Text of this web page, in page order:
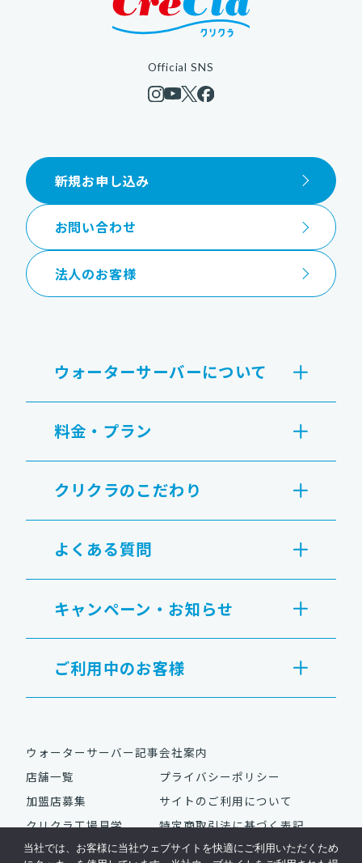
Official SNS
新規お申し込み
お問い合わせ
法人のお客様
ウォーターサーバーについて
料金・プラン
クリクラのこだわり
よくある質問
キャンペーン・お知らせ
ご利用中のお客様
ウォーターサーバー記事
店舗一覧
加盟店募集
クリクラ工場見学
会社案内
プライバシーポリシー
サイトのご利用について
特定商取引法に基づく表記
当社では、お客様に当社ウェブサイトを快適にご利用いただくため